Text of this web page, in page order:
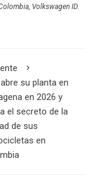
, Volkswagen ID.
su planta en
en 2026 y
el secreto de la
de sus
en